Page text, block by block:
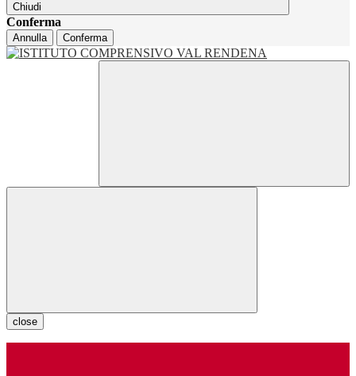
Chiudi
Conferma
Annulla Conferma
close